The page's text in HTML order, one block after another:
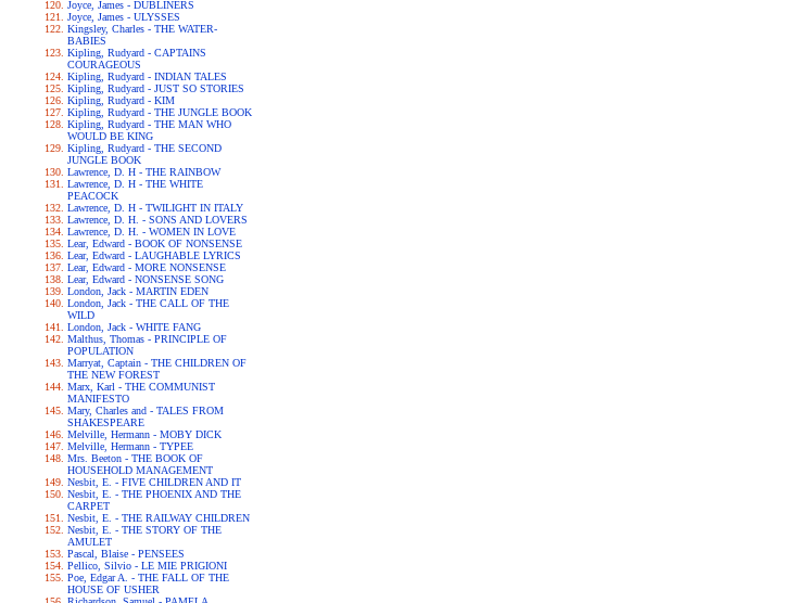
Joyce, James - DUBLINERS
Joyce, James - ULYSSES
Kingsley, Charles - THE WATER-
BABIES
Kipling, Rudyard - CAPTAINS
COURAGEOUS
Kipling, Rudyard - INDIAN TALES
Kipling, Rudyard - JUST SO STORIES
Kipling, Rudyard - KIM
Kipling, Rudyard - THE JUNGLE BOOK
Kipling, Rudyard - THE MAN WHO
WOULD BE KING
Kipling, Rudyard - THE SECOND
JUNGLE BOOK
Lawrence, D. H - THE RAINBOW
Lawrence, D. H - THE WHITE
PEACOCK
Lawrence, D. H - TWILIGHT IN ITALY
Lawrence, D. H. - SONS AND LOVERS
Lawrence, D. H. - WOMEN IN LOVE
Lear, Edward - BOOK OF NONSENSE
Lear, Edward - LAUGHABLE LYRICS
Lear, Edward - MORE NONSENSE
Lear, Edward - NONSENSE SONG
London, Jack - MARTIN EDEN
London, Jack - THE CALL OF THE
WILD
London, Jack - WHITE FANG
Malthus, Thomas - PRINCIPLE OF
POPULATION
Marryat, Captain - THE CHILDREN OF
THE NEW FOREST
Marx, Karl - THE COMMUNIST
MANIFESTO
Mary, Charles and - TALES FROM
SHAKESPEARE
Melville, Hermann - MOBY DICK
Melville, Hermann - TYPEE
Mrs. Beeton - THE BOOK OF
HOUSEHOLD MANAGEMENT
Nesbit, E. - FIVE CHILDREN AND IT
Nesbit, E. - THE PHOENIX AND THE
CARPET
Nesbit, E. - THE RAILWAY CHILDREN
Nesbit, E. - THE STORY OF THE
AMULET
Pascal, Blaise - PENSEES
Pellico, Silvio - LE MIE PRIGIONI
Poe, Edgar A. - THE FALL OF THE
HOUSE OF USHER